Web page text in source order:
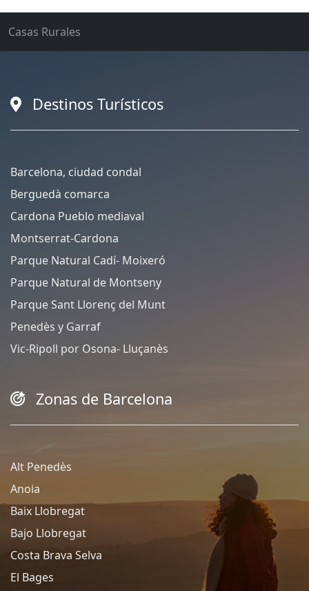
Casas Rurales
Destinos Turísticos
Barcelona, ciudad condal
Berguedà comarca
Cardona Pueblo mediaval
Montserrat-Cardona
Parque Natural Cadí- Moixeró
Parque Natural de Montseny
Parque Sant Llorenç del Munt
Penedès y Garraf
Vic-Ripoll por Osona- Lluçanès
Zonas de Barcelona
Alt Penedès
Anoia
Baix Llobregat
Bajo Llobregat
Costa Brava Selva
El Bages